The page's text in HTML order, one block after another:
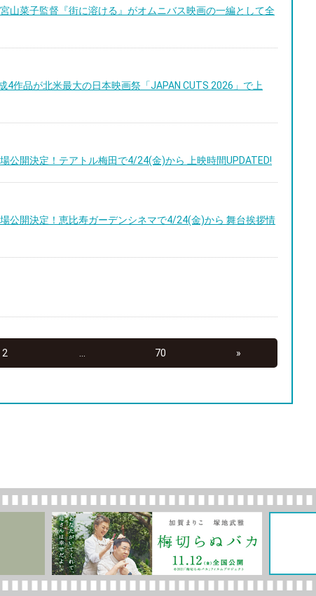
山菜子監督『街に溶ける』がオムニバス映画の一編として全
4作品が北米最大の日本映画祭「JAPAN CUTS 2026」で上
公開決定！テアトル梅田で4/24(金)から 上映時間UPDATED!
公開決定！恵比寿ガーデンシネマで4/24(金)から 舞台挨拶情
2 70 »